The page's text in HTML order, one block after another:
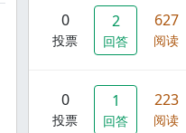
0
投票
2
回答
627
阅读
0
投票
1
回答
223
阅读